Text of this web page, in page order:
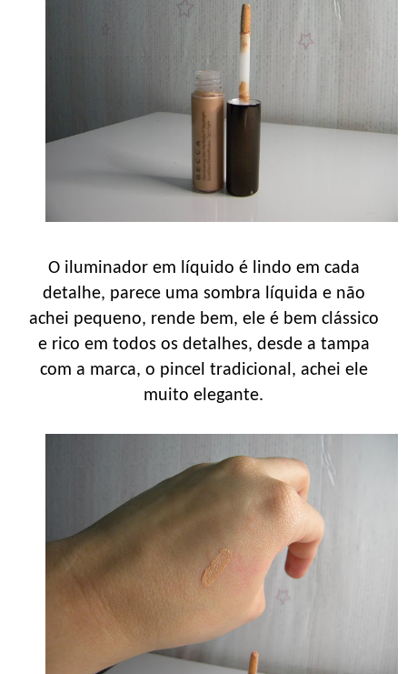
O iluminador em líquido é lindo em cada
detalhe, parece uma sombra líquida e não
achei pequeno, rende bem, ele é bem clássico
e rico em todos os detalhes, desde a tampa
com a marca, o pincel tradicional, achei ele
muito elegante.